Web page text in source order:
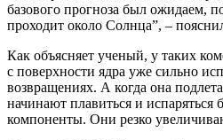
базового прогноза был ожидаем,
проходит около Солнца”, –
Как объясняет ученый, у таких
с поверхности ядра уже сильно
возвращениях. А когда она
начинают плавиться и испаряться
компоненты. Они резко